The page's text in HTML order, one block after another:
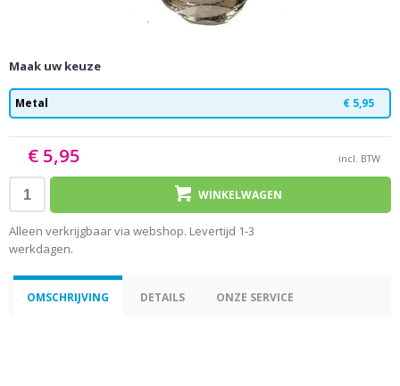
Maak uw keuze
Metal € 5,95
€ 5,95 incl. BTW
WINKELWAGEN
Alleen verkrijgbaar via webshop. Levertijd 1-3
werkdagen.
OMSCHRIJVING DETAILS ONZE SERVICE